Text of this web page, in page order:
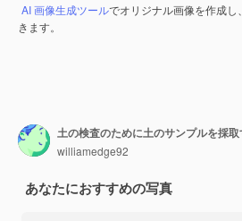
AI 画像生成ツールでオリジナル画像を作成し、
きます。
williamedge92
あなたにおすすめの写真